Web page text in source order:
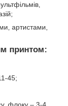
артистами,
принтом:
45;